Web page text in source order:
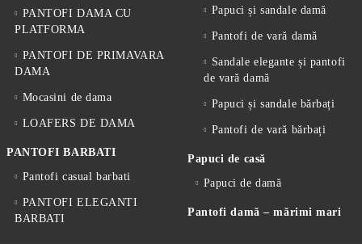
PANTOFI DAMA CU
PLATFORMA
PANTOFI DE PRIMAVARA
DAMA
Mocasini de dama
LOAFERS DE DAMA
PANTOFI BARBATI
Pantofi casual barbati
PANTOFI ELEGANTI
BARBATI
Papuci și sandale damă
Pantofi de vară damă
Sandale elegante și pantofi
de vară damă
Papuci și sandale bărbați
Pantofi de vară bărbați
Papuci de casă
Papuci de damă
Pantofi damă – mărimi mari